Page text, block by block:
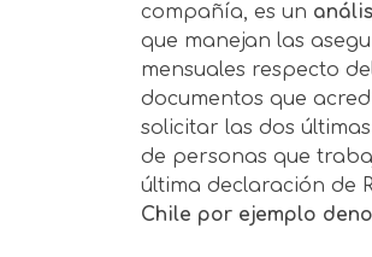
compañía, es un
que manejan las
mensuales respecto
documentos que
solicitar las dos
de personas que
última declaración de
Chile por ejemplo